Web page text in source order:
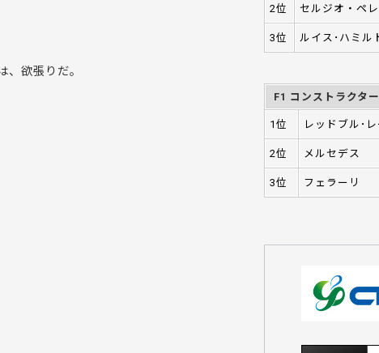
欲張りだ。
2位 セルジオ・ペレ
3位 ルイス･ハミル
F1 コンストラクタ
1位 レッドブル･
2位 メルセデス
3位 フェラーリ